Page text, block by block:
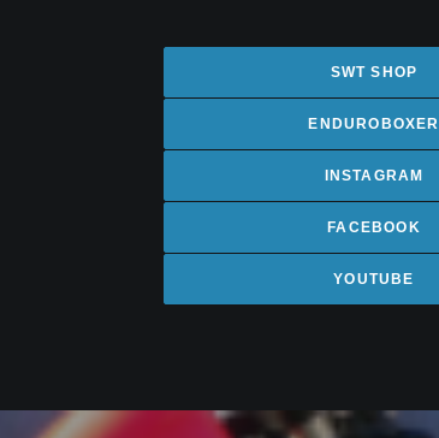
SWT SHOP
ENDUROBOXER
INSTAGRAM
FACEBOOK
YOUTUBE